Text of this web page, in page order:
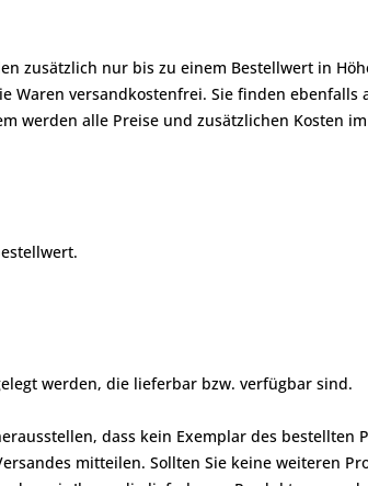
zusätzlich nur bis zu einem Bestellwert in
Waren versandkostenfrei. Sie finden ebenfalls
werden alle Preise und zusätzlichen Kosten
werden, die lieferbar bzw. verfügbar sind.
dass kein Exemplar des bestellten
mitteilen. Sollten Sie keine weiteren